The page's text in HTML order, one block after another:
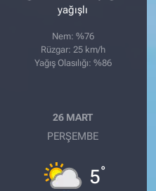
yağışlı
Nem: %76
Rüzgar: 25 km/h
Yağış Olasılığı: %86
26 MART
PERŞEMBE
5°